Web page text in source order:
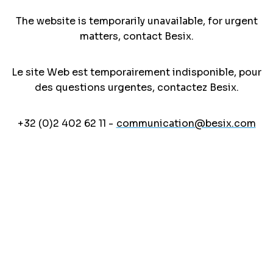
The website is temporarily unavailable, for urgent
matters, contact Besix.
Le site Web est temporairement indisponible, pour
des questions urgentes, contactez Besix.
+32 (0)2 402 62 11 - communication@besix.com